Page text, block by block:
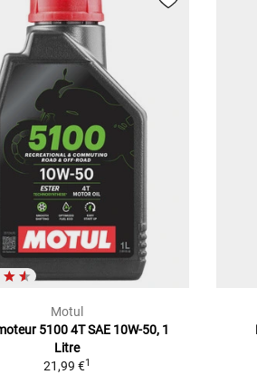
Motul
5100 4T SAE 10W-50, 1
Litre
21,99 €1